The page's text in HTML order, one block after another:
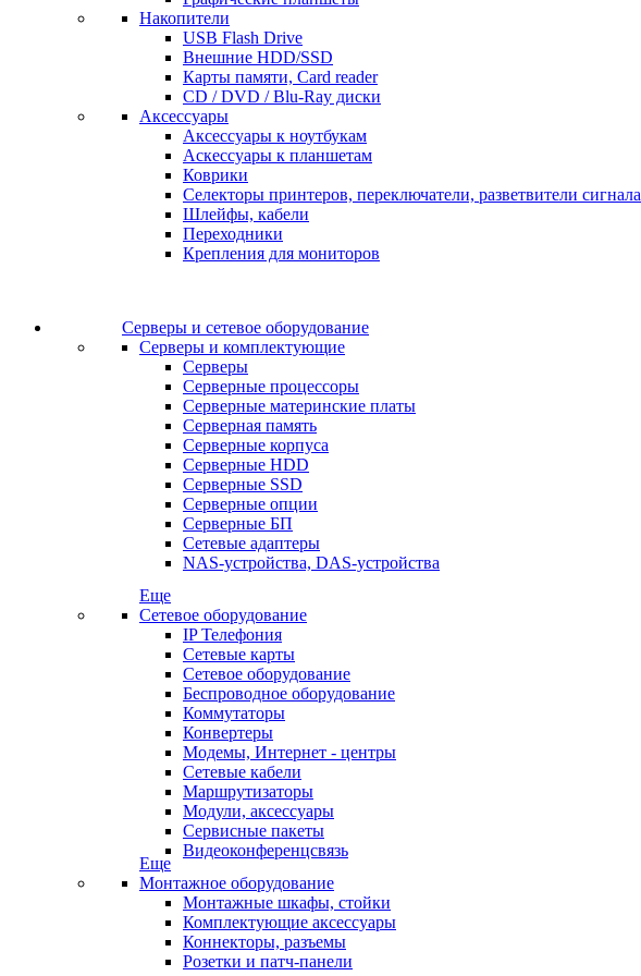
Накопители
USB Flash Drive
Внешние HDD/SSD
Карты памяти, Card reader
CD / DVD / Blu-Ray диски
Аксессуары
Аксессуары к ноутбукам
Аскессуары к планшетам
Коврики
Селекторы принтеров, переключатели, разветвители сигнала
Шлейфы, кабели
Переходники
Крепления для мониторов
Серверы и сетевое оборудование
Серверы и комплектующие
Серверы
Серверные процессоры
Серверные материнские платы
Серверная память
Серверные корпуса
Серверные HDD
Серверные SSD
Серверные опции
Серверные БП
Сетевые адаптеры
NAS-устройства, DAS-устройства
Еще
Сетевое оборудование
IP Телефония
Сетевые карты
Сетевое оборудование
Беспроводное оборудование
Коммутаторы
Конвертеры
Модемы, Интернет - центры
Сетевые кабели
Маршрутизаторы
Модули, аксессуары
Сервисные пакеты
Видеоконференцсвязь
Еще
Монтажное оборудование
Монтажные шкафы, стойки
Комплектующие аксессуары
Коннекторы, разъемы
Розетки и патч-панели